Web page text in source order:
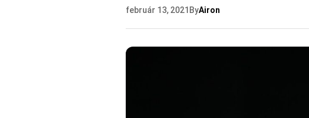
február 13, 2021 ByAiron